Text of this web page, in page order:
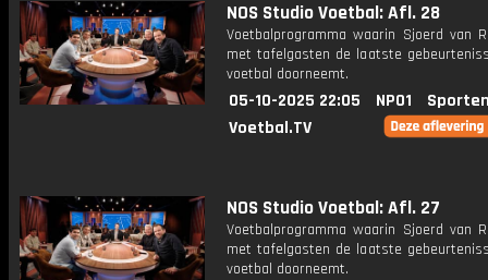
NOS Studio Voetbal: Afl. 28
Voetbalprogramma waarin Sjoerd van
met tafelgasten de laatste
voetbal doorneemt.
05-10-2025 22:05 NPO1
Voetbal.TV
NOS Studio Voetbal: Afl. 27
Voetbalprogramma waarin Sjoerd van
met tafelgasten de laatste
voetbal doorneemt.